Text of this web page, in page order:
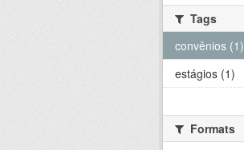
Tags
convênios (1)
estágios (1)
Formats